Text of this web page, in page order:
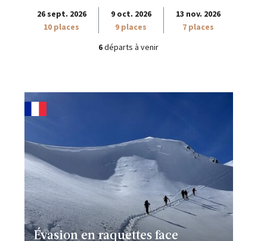
26 sept. 2026
10 places
9 oct. 2026
9 places
13 nov. 2026
7 places
6départs à venir
Évasion en raquettes face